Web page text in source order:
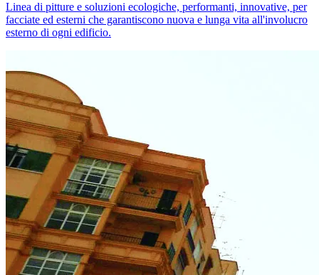
Linea di pitture e soluzioni ecologiche, performanti, innovative, per
facciate ed esterni che garantiscono nuova e lunga vita all'involucro
esterno di ogni edificio.